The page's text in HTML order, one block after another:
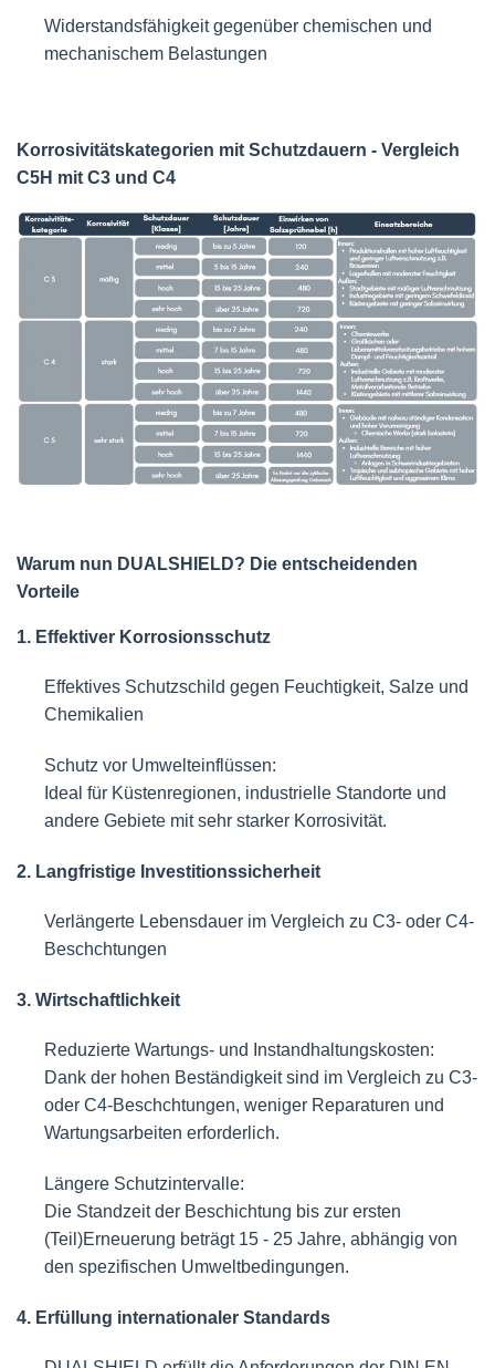
Widerstandsfähigkeit gegenüber chemischen und
mechanischem Belastungen
Korrosivitätskategorien mit Schutzdauern - Vergleich
C5H mit C3 und C4
Warum nun DUALSHIELD? Die entscheidenden
Vorteile
1. Effektiver Korrosionsschutz
Effektives Schutzschild gegen Feuchtigkeit, Salze und
Chemikalien
Schutz vor Umwelteinflüssen:
Ideal für Küstenregionen, industrielle Standorte und
andere Gebiete mit sehr starker Korrosivität.
2. Langfristige Investitionssicherheit
Verlängerte Lebensdauer im Vergleich zu C3- oder C4-
Beschchtungen
3. Wirtschaftlichkeit
Reduzierte Wartungs- und Instandhaltungskosten:
Dank der hohen Beständigkeit sind im Vergleich zu C3-
oder C4-Beschchtungen, weniger Reparaturen und
Wartungsarbeiten erforderlich.
Längere Schutzintervalle:
Die Standzeit der Beschichtung bis zur ersten
(Teil)Erneuerung beträgt 15 - 25 Jahre, abhängig von
den spezifischen Umweltbedingungen.
4. Erfüllung internationaler Standards